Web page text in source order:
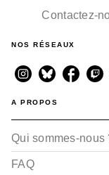
Patrick
Contactez-
NOS RÉSEAUX
A PROPOS
Qui sommes-nous
FAQ